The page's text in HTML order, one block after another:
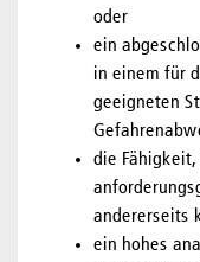
oder
ein
in einem für
geeigneten
die
andererseits
ein hohes